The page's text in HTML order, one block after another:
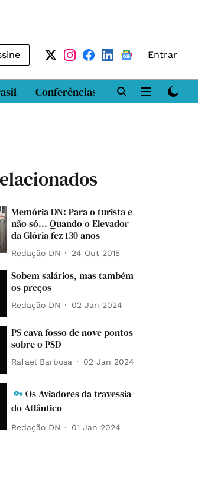
Entrar
Conferências DN LAB
Memória DN: Para o turista e
não só... Quando o Elevador
da Glória fez 130 anos
Redação DN 24 Out 2015
Sobem salários, mas também
os preços
Redação DN 02 Jan 2024
PS cava fosso de nove pontos
sobre o PSD
Rafael Barbosa 02 Jan 2024
Os Aviadores da travessia
do Atlântico
Redação DN 01 Jan 2024